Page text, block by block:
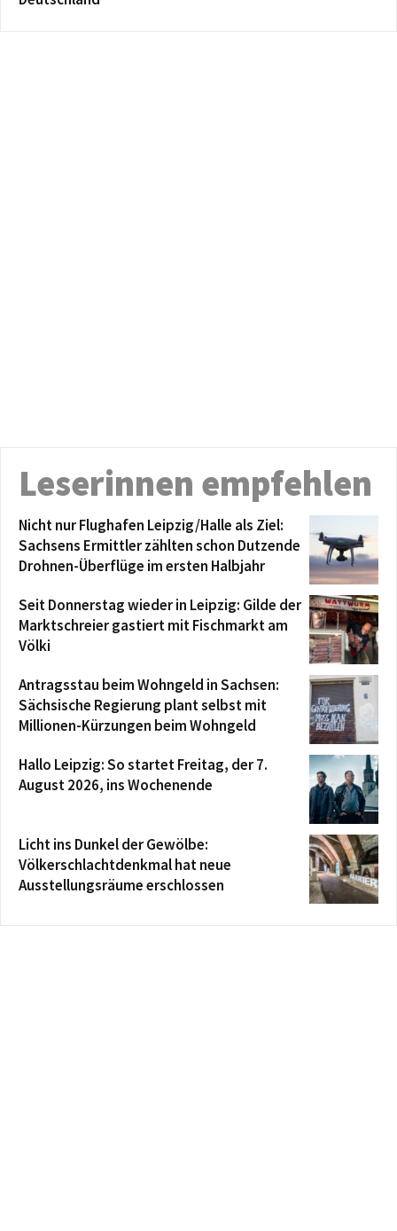
Leserinnen empfehlen
Nicht nur Flughafen Leipzig/Halle als Ziel:
Sachsens Ermittler zählten schon Dutzende
Drohnen-Überflüge im ersten Halbjahr
Seit Donnerstag wieder in Leipzig: Gilde der
Marktschreier gastiert mit Fischmarkt am
Völki
Antragsstau beim Wohngeld in Sachsen:
Sächsische Regierung plant selbst mit
Millionen-Kürzungen beim Wohngeld
Hallo Leipzig: So startet Freitag, der 7.
August 2026, ins Wochenende
Licht ins Dunkel der Gewölbe:
Völkerschlachtdenkmal hat neue
Ausstellungsräume erschlossen